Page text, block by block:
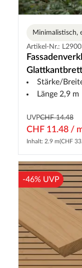
Minimalistisch,
Artikel-Nr.:
Glattkantbrett
Stärke/
Länge 2,9 m
UVPCHF 14.48
CHF 11.48 /
Inhalt: 2.9 m(CHF
-46% UVP